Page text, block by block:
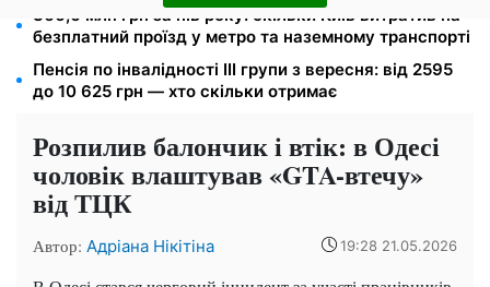
366,6 млн грн за пів року: скільки Київ витратив на
безплатний проїзд у метро та наземному транспорті
Пенсія по інвалідності III групи з вересня: від 2595
до 10 625 грн — хто скільки отримає
Розпилив балончик і втік: в Одесі
чоловік влаштував «GTA-втечу»
від ТЦК
Автор: Адріана Нікітіна 19:28 21.05.2026